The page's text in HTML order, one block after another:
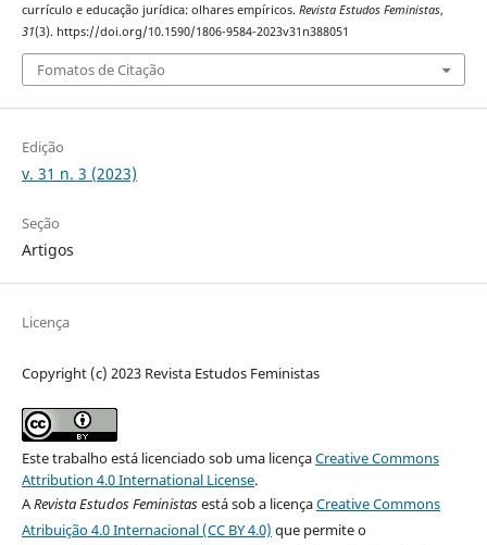
currículo e educação jurídica: olhares empíricos. Revista Estudos Feministas,
31(3). https://doi.org/10.1590/1806-9584-2023v31n388051
Fomatos de Citação
Edição
v. 31 n. 3 (2023)
Seção
Artigos
Licença
Copyright (c) 2023 Revista Estudos Feministas
Este trabalho está licenciado sob uma licençaCreative Commons
Attribution 4.0 International License.
ARevista Estudos Feministasestá sob a licençaCreative Commons
Atribuição 4.0 Internacional (CC BY 4.0) que permite o